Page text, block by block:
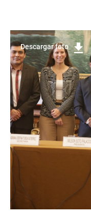
Descargar foto